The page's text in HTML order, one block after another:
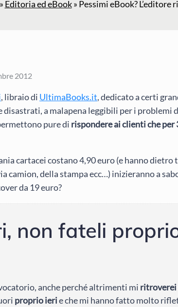
Editoria ed eBook» Pessimi eBook?
2012
, libraio di UltimaBooks.it, dedicato a certi
disastrati, a malapena leggibili per i problemi
pure di rispondere ai clienti che per
cartacei costano 4,90 euro (e hanno
camion, della stampa ecc…) inizieranno a
da 19 euro?
non fateli
anche perché altrimenti mi ritroverei
proprio ierie che mi hanno fatto molto